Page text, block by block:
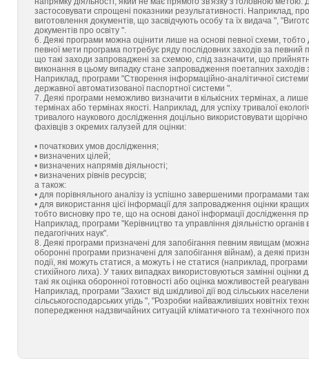
застосовувати спрощені показники результативності. Наприклад,
виготовлення документів, що засвідчують особу та їх видача ",
документів про освіту ".
6. Деякі програми можна оцінити лише на основі певної схеми,
певної мети програма потребує ряду послідовних заходів за певний
що такі заходи запроваджені за схемою, слід зазначити, що
виконання в цьому випадку стане запровадження поетапних заходів
Наприклад, програми "Створення інформаційно-аналітичної
державної автоматизованої паспортної системи ".
7. Деякі програми неможливо визначити в кількісних термінах, а
термінах або термінах якості. Наприклад, для успіху тривалої
тривалого наукового дослідження доцільно використовувати щорічно
фахівців з окремих галузей для оцінки:
• початкових умов дослідження;
• визначених цілей;
• визначених напрямів діяльності;
• визначених рівнів ресурсів;
а також:
• для порівняльного аналізу із успішно завершеними програмами
• для використання цієї інформації для запровадження оцінки кращих
тобто висновку про те, що на основі даної інформації дослідження
Наприклад, програми "Керівництво та управління діяльністю органів
педагогічних наук".
8. Деякі програми призначені для запобігання певним явищам
оборонні програми призначені для запобігання війнам), а деякі
події, які можуть статися, а можуть і не статися (наприклад, програми
стихійного лиха). У таких випадках використовуються замінні оцінки
такі як оцінка оборонної готовності або оцінка можливостей
Наприклад, програми "Захист від шкідливої дії вод сільських
сільськогосподарських угідь ", "Розробки найважливіших новітніх
попередження надзвичайних ситуацій кліматичного та технічного